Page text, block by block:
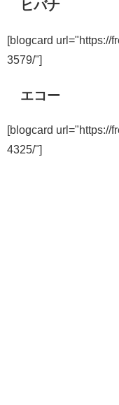
ヒバナ
[blogcard url="https://
3579/"]
エコー
[blogcard url="https://
4325/"]